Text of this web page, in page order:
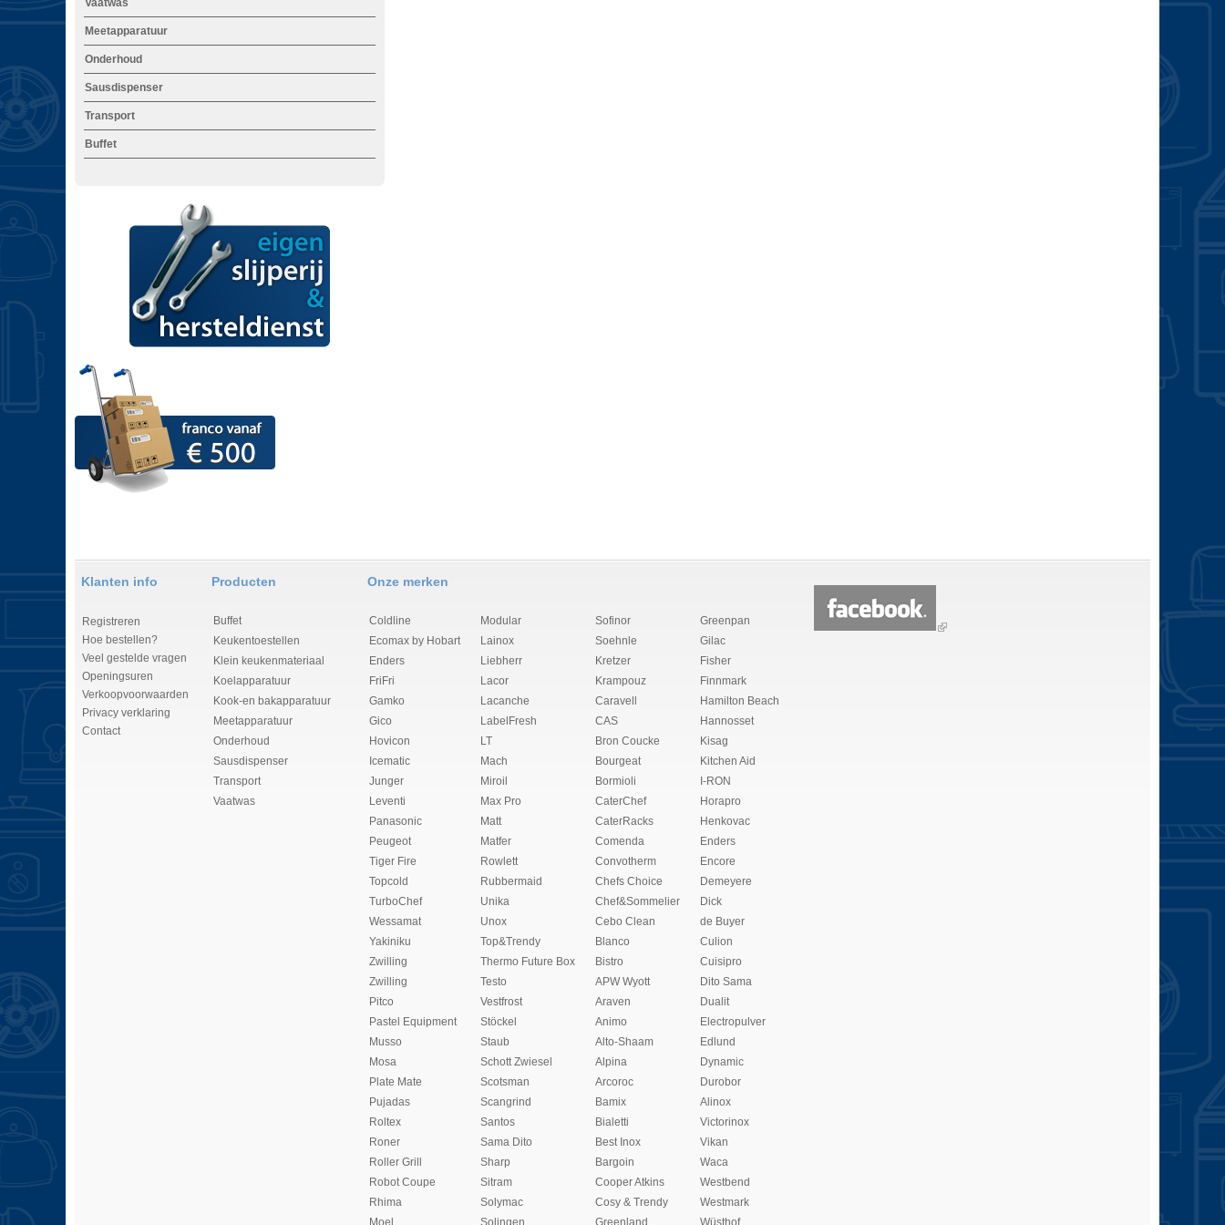
Vaatwas
Meetapparatuur
Onderhoud
Sausdispenser
Transport
Buffet
Klanten info
Registreren
Hoe bestellen?
Veel gestelde vragen
Openingsuren
Verkoopvoorwaarden
Privacy verklaring
Contact
Producten
Buffet
Keukentoestellen
Klein keukenmateriaal
Koelapparatuur
Kook-en bakapparatuur
Meetapparatuur
Onderhoud
Sausdispenser
Transport
Vaatwas
Onze merken
Coldline Modular Sofinor
Greenpan
Ecomax by Hobart
Lainox Soehnle
Gilac
Enders
Liebherr Kretzer
Fisher
FriFri
Lacor Krampouz
Finnmark
Gamko
Lacanche Caravell
Hamilton Beach
Gico
LabelFresh CAS
Hannosset
Hovicon
LT Bron Coucke
Kisag
Icematic
Mach Bourgeat
Kitchen Aid
Junger
Miroil Bormioli
I-RON
Leventi
Max Pro CaterChef
Horapro
Panasonic
Matt CaterRacks
Henkovac
Peugeot
Matfer Comenda
Enders
Tiger Fire
Rowlett Convotherm
Encore
Topcold
Rubbermaid Chefs Choice
Demeyere
TurboChef
Unika Chef&Sommelier
Dick
Wessamat
Unox Cebo Clean
de Buyer
Yakiniku
Top&Trendy Blanco
Culion
Zwilling
Thermo Future Box Bistro
Cuisipro
Zwilling
Testo APW Wyott
Dito Sama
Pitco
Vestfrost Araven
Dualit
Pastel Equipment
Stöckel Animo
Electropulver
Musso
Staub Alto-Shaam
Edlund
Mosa
Schott Zwiesel Alpina
Dynamic
Plate Mate
Scotsman Arcoroc
Durobor
Pujadas
Scangrind Bamix
Alinox
Roltex
Santos Bialetti
Victorinox
Roner
Sama Dito Best Inox
Vikan
Roller Grill
Sharp Bargoin
Waca
Robot Coupe
Sitram Cooper Atkins
Westbend
Rhima
Solymac Cosy & Trendy
Westmark
Moel
Solingen Greenland Wüsthof